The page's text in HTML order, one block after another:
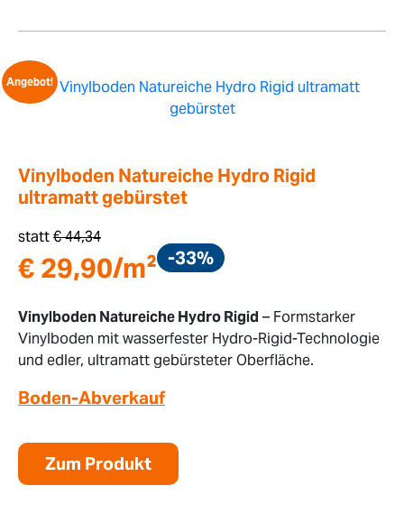
Angebot!
Vinylboden Natureiche Hydro Rigid
ultramatt gebürstet
statt€44,34
€ 29,90/m² -33%
Vinylboden Natureiche Hydro Rigid – Formstarker
Vinylboden mit wasserfester Hydro-Rigid-Technologie
und edler, ultramatt gebürsteter Oberfläche.
Boden-Abverkauf
Zum Produkt